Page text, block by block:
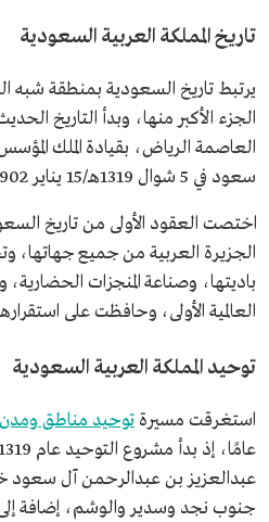
تاريخ المملكة العربية السعودية
يرتبط تاريخ السعودية بمنطقة شبه
الجزء الأكبر منها، وبدأ التاريخ
العاصمة الرياض، بقيادة الملك
سعود في 5 شوال 1319هـ/15 يناير 1902م.
اختصت العقود الأولى من تاريخ
الجزيرة العربية من جميع جهاتها،
باديتها، وصناعة المنجزات الحضارية،
العالمية الأولى، وحافظت على
توحيد المملكة العربية السعودية
استغرقت مسيرة توحيد مناطق ومدن
عبدالعزيز بن عبدالرحمن آل سعود
جنوب نجد وسدير والوشم، إضافة